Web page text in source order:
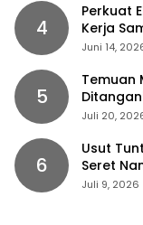
4
Perkuat
Kerja
Juni 14,
5
Temuan
Juli 20,
6
Usut
Seret
Juli 9, 2026